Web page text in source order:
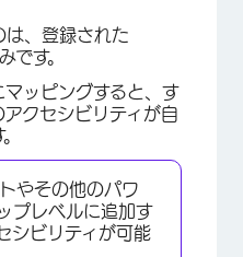
は、登録された
す。
マッピングすると、す
クセシビリティが自
やその他のパワ
プレベルに追加す
シビリティが可能